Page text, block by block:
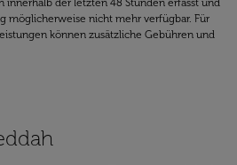
innerhalb der letzten 48 Stunden erfasst und
möglicherweise nicht mehr verfügbar. Für
können zusätzliche Gebühren und